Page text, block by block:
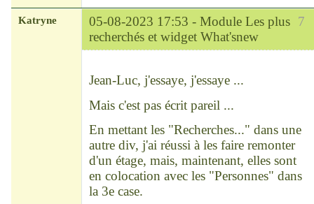
7
Katryne 05-08-2023 17:53 - Module Les plus
recherchés et widget What'snew
Jean-Luc, j'essaye, j'essaye ...
Mais c'est pas écrit pareil ...
En mettant les "Recherches..." dans une
autre div, j'ai réussi à les faire remonter
d'un étage, mais, maintenant, elles sont
en colocation avec les "Personnes" dans
la 3e case.